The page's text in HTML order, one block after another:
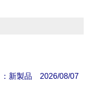
：新製品 2026/08/07